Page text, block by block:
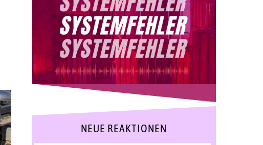
NEUE REAKTIONEN